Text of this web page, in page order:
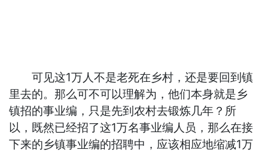
可见这1万人不是老死在乡村，还是要回到镇
里去的。那么可不可以理解为，他们本身就是乡
镇招的事业编，只是先到农村去锻炼几年？所
以，既然已经招了这1万名事业编人员，那么在接
下来的乡镇事业编的招聘中，应该相应地缩减1万